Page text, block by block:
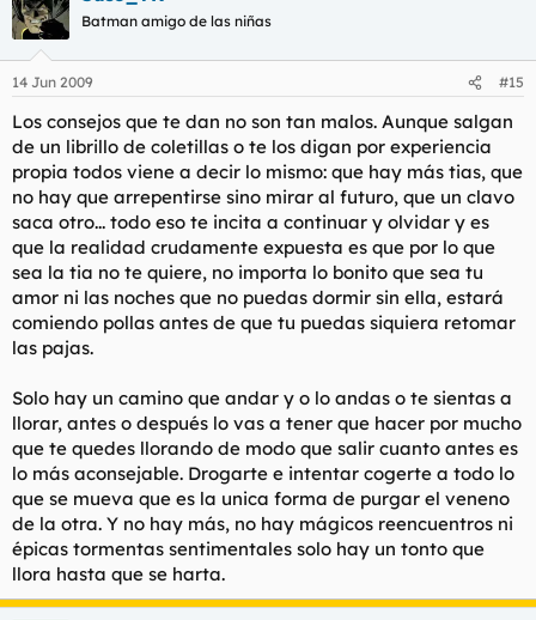
Batman amigo de las niñas
14 Jun 2009 #15
Los consejos que te dan no son tan malos. Aunque salgan
de un librillo de coletillas o te los digan por experiencia
propia todos viene a decir lo mismo: que hay más tias, que
no hay que arrepentirse sino mirar al futuro, que un clavo
saca otro... todo eso te incita a continuar y olvidar y es
que la realidad crudamente expuesta es que por lo que
sea la tia no te quiere, no importa lo bonito que sea tu
amor ni las noches que no puedas dormir sin ella, estará
comiendo pollas antes de que tu puedas siquiera retomar
las pajas.
Solo hay un camino que andar y o lo andas o te sientas a
llorar, antes o después lo vas a tener que hacer por mucho
que te quedes llorando de modo que salir cuanto antes es
lo más aconsejable. Drogarte e intentar cogerte a todo lo
que se mueva que es la unica forma de purgar el veneno
de la otra. Y no hay más, no hay mágicos reencuentros ni
épicas tormentas sentimentales solo hay un tonto que
llora hasta que se harta.